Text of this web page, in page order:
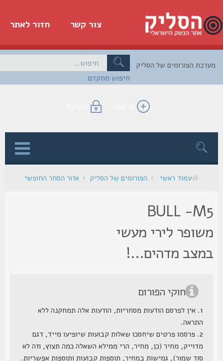
חזור לאתר צור קשר
חיפוש מתקדם
הפורומים של הסליק
הרשמה התחבר
עמוד ראשי הפורומים של הסליק אזור הסחר החופשי
BULL -
לירי מעשי
מדהים...!
חוקי הפורום
1. אין לפרסם הודעות מסחריות, הודעות אלה תמחקנה ללא
התראה.
2. פרסמו פרטים שיחסכו שאלות קבועות שיופיעו מייד, דגם
מדוייק, מחיר (כן, מחיר, הרי ממילא השאלה כמה תצוץ, וזה לא
סוד שמור), גמישות במחיר, תוספות קבועות ותוספות אפשריות.